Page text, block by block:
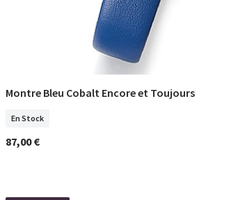
COMMANDER
Montre Bleu Cobalt Encore et Toujours
En Stock
87,00 €